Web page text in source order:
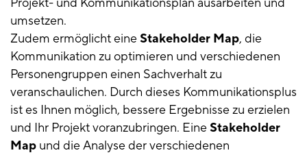
Projekt- und Kommunikationsplan ausarbeiten und
umsetzen.
Zudem ermöglicht eineStakeholder Map, die
Kommunikation zu optimieren und verschiedenen
Personengruppen einen Sachverhalt zu
veranschaulichen. Durch dieses Kommunikationsplus
ist es Ihnen möglich, bessere Ergebnisse zu erzielen
und Ihr Projekt voranzubringen. EineStakeholder
Map und die Analyse der verschiedenen